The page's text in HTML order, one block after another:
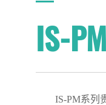
IS-
IS-PM系列